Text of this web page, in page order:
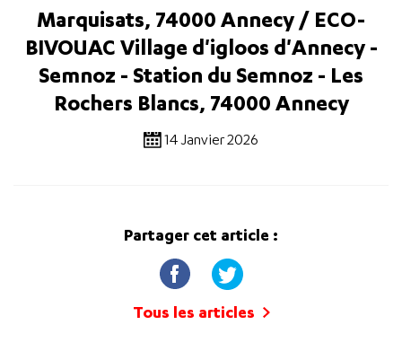
Marquisats, 74000 Annecy / ECO-
BIVOUAC Village d'igloos d'Annecy -
Semnoz - Station du Semnoz - Les
Rochers Blancs, 74000 Annecy
14 Janvier 2026
Partager cet article :
Tous les articles